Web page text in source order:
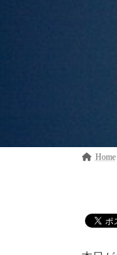
Home